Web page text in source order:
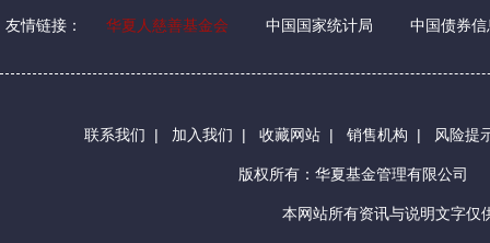
友情链接： 华夏人慈善基金会 中国国家统计局 中国债券信
联系我们 | 加入我们 | 收藏网站 | 销售机构 | 风险提
版权所有：华夏基金管理有限公司
本网站所有资讯与说明文字仅